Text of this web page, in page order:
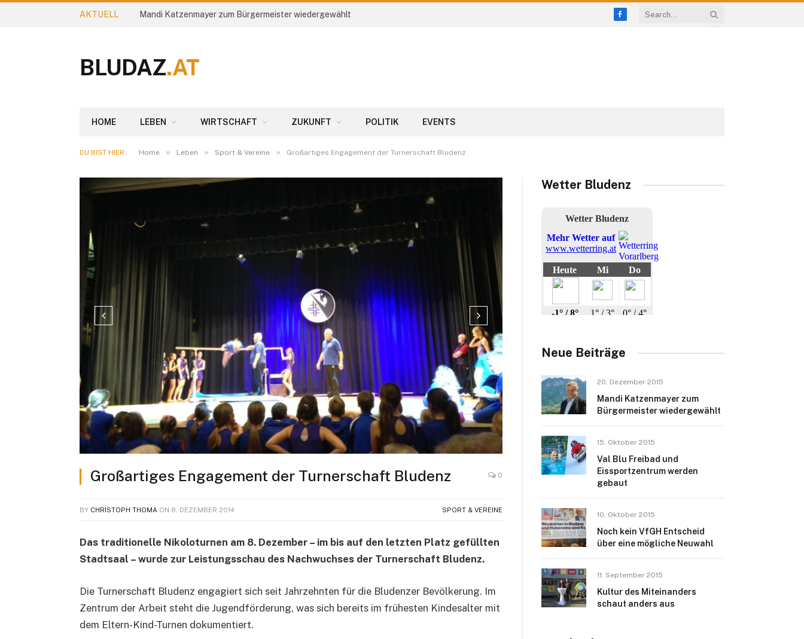
AKTUELL Mandi Katzenmayer zum Bürgermeister wiedergewählt
Facebook
BLUDAZ.AT
HOME LEBEN WIRTSCHAFT ZUKUNFT POLITIK EVENTS
DU BIST HIER: Home » Leben » Sport & Vereine » Großartiges Engagement der Turnerschaft Bludenz
Großartiges Engagement der Turnerschaft Bludenz 0
BY CHRISTOPH THOMA ON 8. DEZEMBER 2014 SPORT & VEREINE
Das traditionelle Nikoloturnen am 8. Dezember – im bis auf den letzten Platz gefüllten
Stadtsaal – wurde zur Leistungsschau des Nachwuchses der Turnerschaft Bludenz.
Die Turnerschaft Bludenz engagiert sich seit Jahrzehnten für die Bludenzer Bevölkerung. Im
Zentrum der Arbeit steht die Jugendförderung, was sich bereits im frühesten Kindesalter mit
dem Eltern-Kind-Turnen dokumentiert.
Wetter Bludenz
Neue Beiträge
20. Dezember 2015
Mandi Katzenmayer zum
Bürgermeister wiedergewählt
15. Oktober 2015
Val Blu Freibad und
Eissportzentrum werden
gebaut
10. Oktober 2015
Noch kein VfGH Entscheid
über eine mögliche Neuwahl
11. September 2015
Kultur des Miteinanders
schaut anders aus